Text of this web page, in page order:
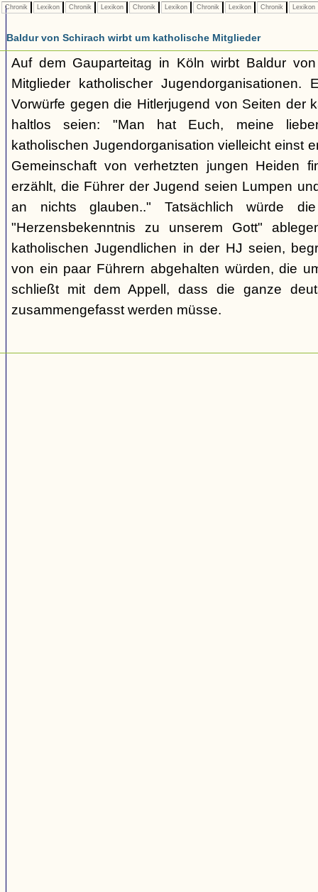
Chronik Lexikon Chronik Lexikon Chronik Lexikon Chronik Lexikon Chronik Lexikon
Baldur von Schirach wirbt um katholische Mitglieder
Auf dem Gauparteitag in Köln wirbt Baldur
Mitglieder katholischer Jugendorganisationen.
Vorwürfe gegen die Hitlerjugend von Seiten der
haltlos seien: "Man hat Euch, meine
katholischen Jugendorganisation vielleicht einst
Gemeinschaft von verhetzten jungen Heiden
erzählt, die Führer der Jugend seien Lumpen
an nichts glauben.." Tatsächlich würde
"Herzensbekenntnis zu unserem Gott"
katholischen Jugendlichen in der HJ seien,
von ein paar Führern abgehalten würden, die
schließt mit dem Appell, dass die ganze
zusammengefasst werden müsse.